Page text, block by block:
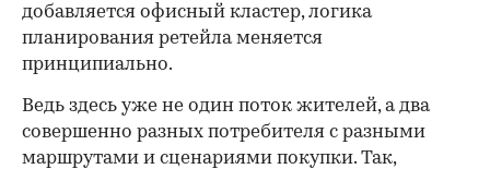
добавляется офисный кластер, логика
планирования ретейла меняется
принципиально.
Ведь здесь уже не один поток жителей, а два
совершенно разных потребителя с разными
маршрутами и сценариями покупки. Так,